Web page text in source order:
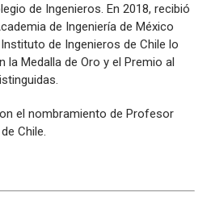
de Ingenieros. En 2018, recibió
de Ingeniería de México
de Ingenieros de Chile lo
la Medalla de Oro y el Premio al
el nombramiento de Profesor
Chile.